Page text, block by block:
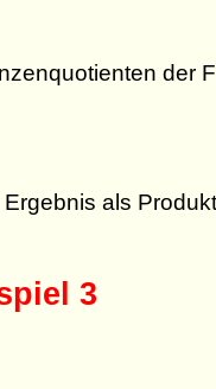
der
als
3